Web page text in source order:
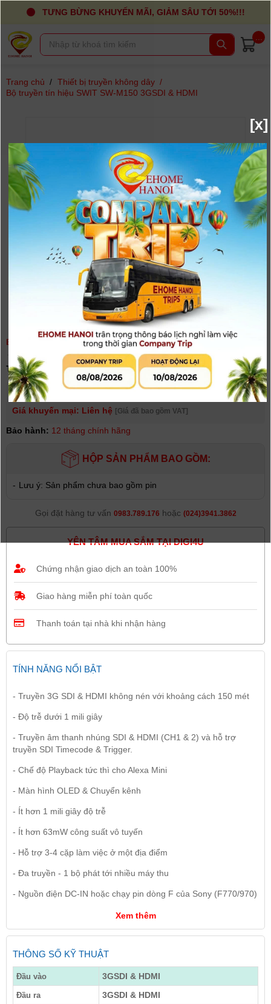
TƯNG BỪNG KHUYẾN MÃI, GIẢM SÂU TỚI 50%!!!
Trang chủ / Thiết bị truyền không dây /
Bộ truyền tín hiệu SWIT SW-M150 3GSDI & HDMI
BỘ TRUYỀN TÍN HIỆU SWIT SW-M150 3GSDI & HDMI
(0người đánh giá)
Tình trạng:
Hết hàng
Giá niêm yết:
Giá khuyến mại: Liên hệ [Giá đã bao gồm VAT]
Bảo hành: 12 tháng chính hãng
HỘP SẢN PHẨM BAO GỒM:
- Lưu ý: Sản phẩm chưa bao gồm pin
Gọi đặt hàng tư vấn 0983.789.176 hoặc (024)3941.3862
YÊN TÂM MUA SẮM TẠI DIGI4U
Chứng nhận giao dịch an toàn 100%
Giao hàng miễn phí toàn quốc
Thanh toán tại nhà khi nhận hàng
TÍNH NĂNG NỔI BẬT
- Truyền 3G SDI & HDMI không nén với khoảng cách 150 mét
- Độ trễ dưới 1 mili giây
- Truyền âm thanh nhúng SDI & HDMI (CH1 & 2) và hỗ trợ
truyền SDI Timecode & Trigger.
- Chế độ Playback tức thì cho Alexa Mini
- Màn hình OLED & Chuyển kênh
- Ít hơn 1 mili giây độ trễ
- Ít hơn 63mW công suất vô tuyến
- Hỗ trợ 3-4 cặp làm việc ở một địa điểm
- Đa truyền - 1 bộ phát tới nhiều máy thu
- Nguồn điện DC-IN hoặc chạy pin dòng F của Sony (F770/970)
Xem thêm
THÔNG SỐ KỸ THUẬT
Đầu vào 3GSDI & HDMI
Đầu ra 3GSDI & HDMI
[x]